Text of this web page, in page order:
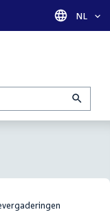
Taal
NL